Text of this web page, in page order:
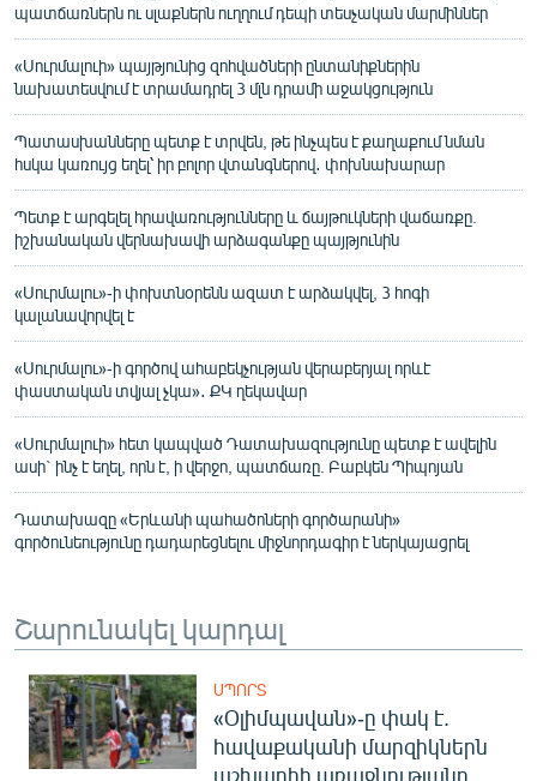
պատճառներն ու սլաքներն ուղղում դեպի տեսչական մարմիններ
«Սուրմալուի» պայթյունից զոհվածների ընտանիքներին
նախատեսվում է տրամադրել 3 մլն դրամի աջակցություն
Պատասխանները պետք է տրվեն, թե ինչպես է քաղաքում նման
հսկա կառույց եղել՝ իր բոլոր վտանգներով․ փոխնախարար
Պետք է արգելել հրավառությունները և ճայթուկների վաճառքը.
իշխանական վերնախավի արձագանքը պայթյունին
«Սուրմալու»-ի փոխտնօրենն ազատ է արձակվել, 3 հոգի
կալանավորվել է
«Սուրմալու»-ի գործով ահաբեկչության վերաբերյալ որևէ
փաստական տվյալ չկա»․ ՔԿ ղեկավար
«Սուրմալուի» հետ կապված Դատախազությունը պետք է ավելին
ասի` ինչ է եղել, որն է, ի վերջո, պատճառը. Բաբկեն Պիպոյան
Դատախազը «Երևանի պահածոների գործարանի»
գործունեությունը դադարեցնելու միջնորդագիր է ներկայացրել
Շարունակել կարդալ
ՍՊՈՐՏ
«Օլիմպավան»-ը փակ է.
հավաքականի մարզիկներն
աշխարհի առաջնությանը